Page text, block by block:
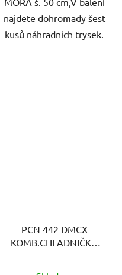
najdete dohromady šest
kusů náhradních trysek.
PCN 442 DMCX
KOMB.CHLADNIČKA